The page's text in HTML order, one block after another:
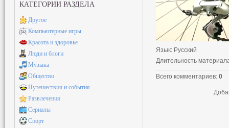
Язык: Русский
Длительность
Всего комментариев: 0
КАТЕГОРИИ РАЗДЕЛА
Другое
Компьютерные игры
Красота и здоровье
Люди и блоги
Музыка
Общество
Путешествия и события
Развлечения
Сериалы
Спорт